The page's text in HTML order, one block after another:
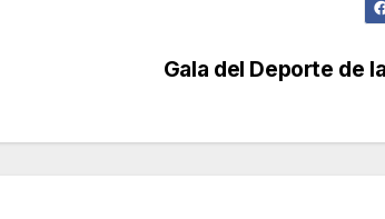
Gala del Deporte de